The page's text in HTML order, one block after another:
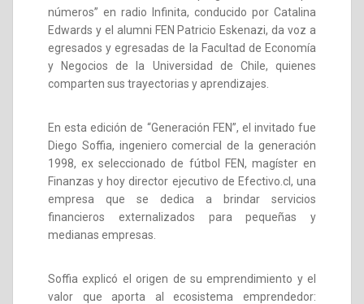
números” en radio Infinita, conducido por Catalina
Edwards y el alumni FEN Patricio Eskenazi, da voz a
egresados y egresadas de la Facultad de Economía
y Negocios de la Universidad de Chile, quienes
comparten sus trayectorias y aprendizajes.
En esta edición de “Generación FEN”, el invitado fue
Diego Soffia, ingeniero comercial de la generación
1998, ex seleccionado de fútbol FEN, magíster en
Finanzas y hoy director ejecutivo de Efectivo.cl, una
empresa que se dedica a brindar servicios
financieros externalizados para pequeñas y
medianas empresas.
Soffia explicó el origen de su emprendimiento y el
valor que aporta al ecosistema emprendedor: